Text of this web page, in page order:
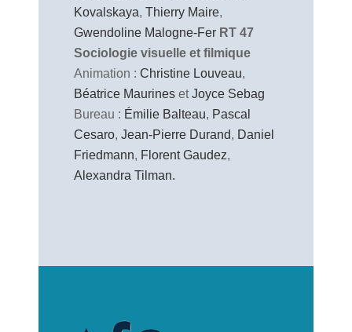
Kovalskaya, Thierry Maire,
Gwendoline Malogne-Fer RT 47
Sociologie visuelle et filmique
Animation : Christine Louveau,
Béatrice Maurines etJoyce Sebag
Bureau : Émilie Balteau, Pascal
Cesaro, Jean-Pierre Durand, Daniel
Friedmann, Florent Gaudez,
Alexandra Tilman.